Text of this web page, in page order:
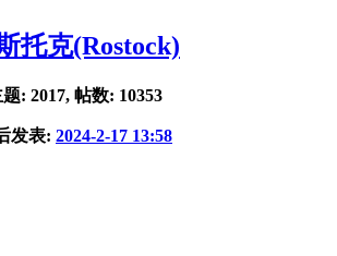
托克(Rostock)
题: 2017, 帖数: 10353
发表: 2024-2-17 13:58